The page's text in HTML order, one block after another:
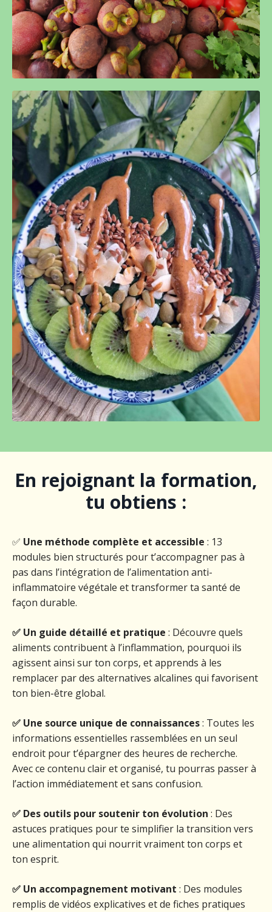
En rejoignant la formation,
tu obtiens :
✅ Une méthode complète et accessible : 13
modules bien structurés pour t’accompagner pas à
pas dans l’intégration de l’alimentation anti-
inflammatoire végétale et transformer ta santé de
façon durable.
✅ Un guide détaillé et pratique : Découvre quels
aliments contribuent à l’inflammation, pourquoi ils
agissent ainsi sur ton corps, et apprends à les
remplacer par des alternatives alcalines qui favorisent
ton bien-être global.
✅ Une source unique de connaissances: Toutes les
informations essentielles rassemblées en un seul
endroit pour t’épargner des heures de recherche.
Avec ce contenu clair et organisé, tu pourras passer à
l’action immédiatement et sans confusion.
✅ Des outils pour soutenir ton évolution : Des
astuces pratiques pour te simplifier la transition vers
une alimentation qui nourrit vraiment ton corps et
ton esprit.
✅ Un accompagnement motivant : Des modules
remplis de vidéos explicatives et de fiches pratiques